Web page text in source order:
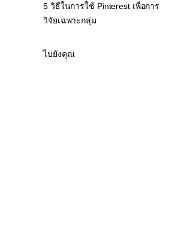
5 วิธีในการใช้ Pinterest เพื่อการ
วิจัยเฉพาะกลุ่ม
ไปยังคุณ